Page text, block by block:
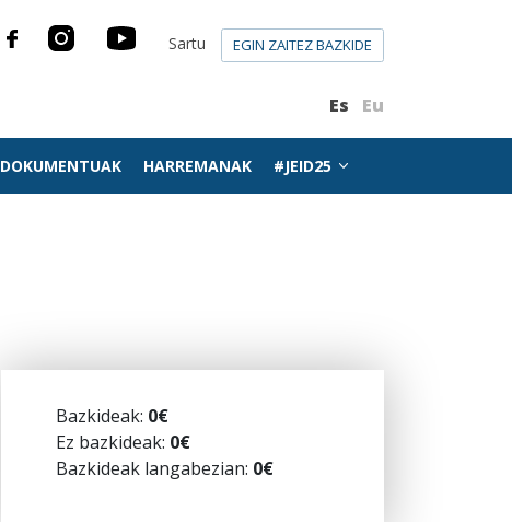
Es Eu
Sartu EGIN ZAITEZ BAZKIDE
DOKUMENTUAK HARREMANAK #JEID25
Bazkideak: 0€
Ez bazkideak: 0€
Bazkideak langabezian: 0€